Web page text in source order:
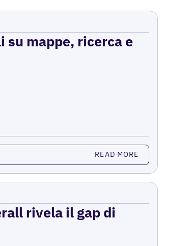
su mappe, ricerca e
READ MORE
rivela il gap di